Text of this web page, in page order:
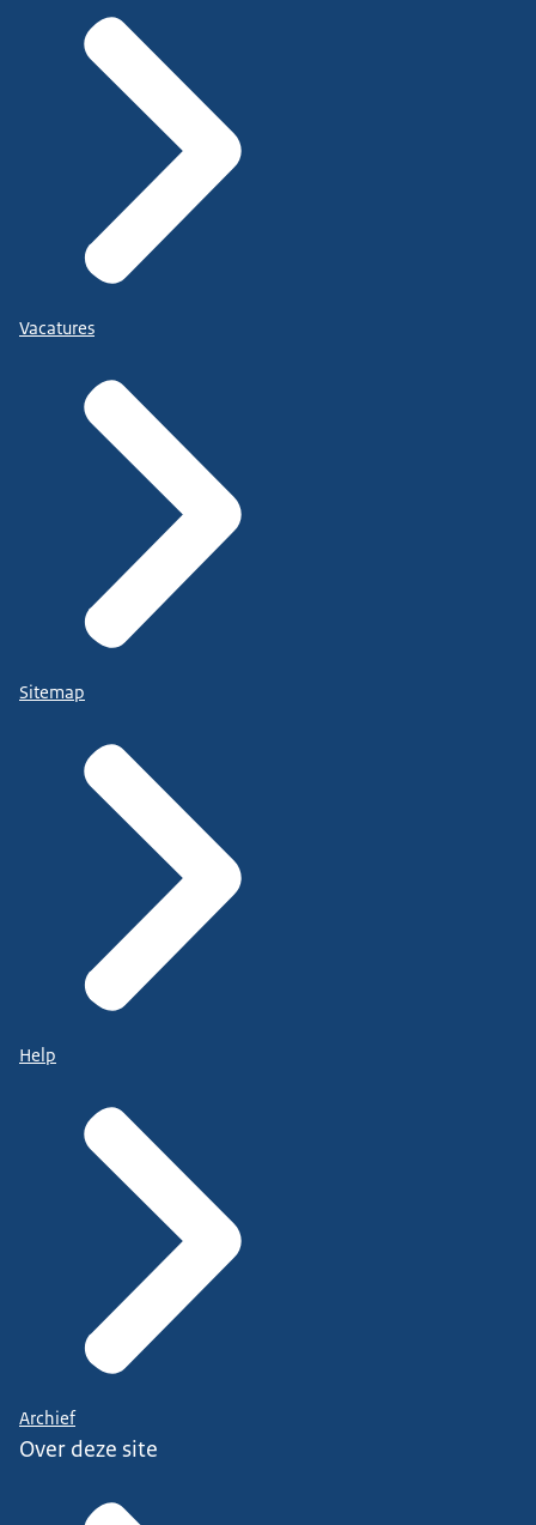
Vacatures
Sitemap
Help
Archief
Over deze site